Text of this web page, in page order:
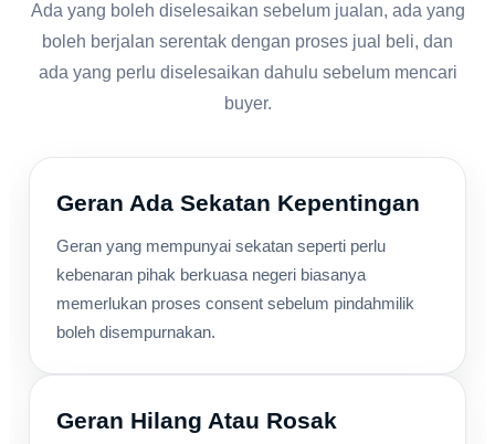
Ada yang boleh diselesaikan sebelum jualan, ada yang
boleh berjalan serentak dengan proses jual beli, dan
ada yang perlu diselesaikan dahulu sebelum mencari
buyer.
Geran Ada Sekatan Kepentingan
Geran yang mempunyai sekatan seperti perlu
kebenaran pihak berkuasa negeri biasanya
memerlukan proses consent sebelum pindahmilik
boleh disempurnakan.
Geran Hilang Atau Rosak